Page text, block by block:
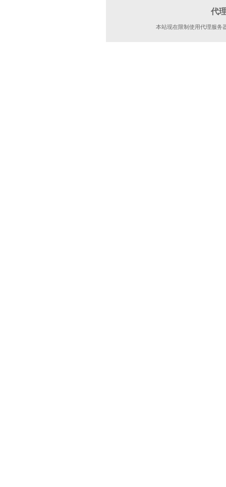
代
本站现在限制使用代理服务